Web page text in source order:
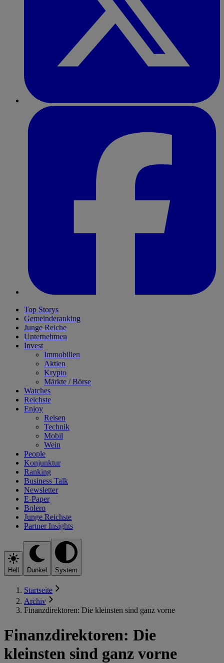
Top Storys
Gemeinderanking
Junge Reiche
Unternehmen
Invest
Immobilien
Aktien
Krypto
Märkte / Börse
Watches
Reichste
Enjoy
Reisen
Technik
Mobil
Wein
People
Konjunktur
Ranking
Business Talk
Newsletter
E-Paper
Bolero
Junge Reichste
Partner Insights
Hell Dunkel System
Startseite
Archiv
Finanzdirektoren: Die kleinsten sind ganz vorne
Finanzdirektoren: Die
kleinsten sind ganz vorne